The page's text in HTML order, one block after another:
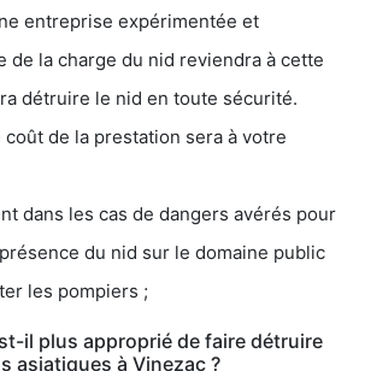
entreprise expérimentée et
de la charge du nid reviendra à cette
détruire le nid en toute sécurité.
de la prestation sera à votre
dans les cas de dangers avérés pour
du nid sur le domaine public
les pompiers ;
il plus approprié de faire détruire
asiatiques à Vinezac ?